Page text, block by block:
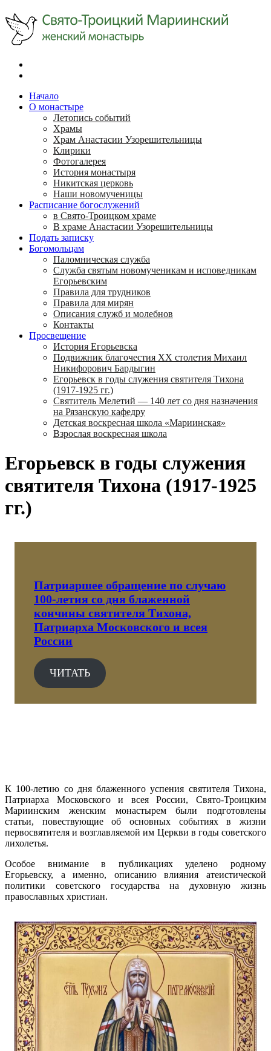
Начало
О монастыре
Летопись событий
Храмы
Храм Анастасии Узорешительницы
Клирики
Фотогалерея
История монастыря
Никитская церковь
Наши новомученицы
Расписание богослужений
в Свято-Троицком храме
В храме Анастасии Узорешительницы
Подать записку
Богомольцам
Паломническая служба
Служба святым новомученикам и исповедникам
Егорьевским
Правила для трудников
Правила для мирян
Описания служб и молебнов
Контакты
Просвещение
История Егорьевска
Подвижник благочестия ХХ столетия Михаил
Никифорович Бардыгин
Егорьевск в годы служения святителя Тихона
(1917-1925 гг.)
Святитель Мелетий — 140 лет со дня назначения
на Рязанскую кафедру
Детская воскресная школа «Мариинская»
Взрослая воскресная школа
Егорьевск в годы служения
святителя Тихона (1917-1925
гг.)
Патриаршее обращение по случаю
100-летия со дня блаженной
кончины святителя Тихона,
Патриарха Московского и всея
России
ЧИТАТЬ
К 100-летию со дня блаженного успения святителя Тихона,
Патриарха Московского и всея России, Свято-Троицким
Мариинским женским монастырем были подготовлены
статьи, повествующие об основных событиях в жизни
первосвятителя и возглавляемой им Церкви в годы советского
лихолетья.
Особое внимание в публикациях уделено родному
Егорьевску, а именно, описанию влияния атеистической
политики советского государства на духовную жизнь
православных христиан.